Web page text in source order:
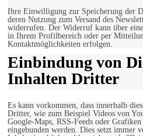
Ihre Einwilligung zur Speicherung der
deren Nutzung zum Versand des
widerrufen. Der Widerruf kann über
in Ihrem Profilbereich oder per
Kontaktmöglichkeiten erfolgen.
Einbindung von
Inhalten Dritter
Es kann vorkommen, dass innerhalb
Dritter, wie zum Beispiel Videos von
Google-Maps, RSS-Feeds oder Grafiken
eingebunden werden. Dies setzt immer